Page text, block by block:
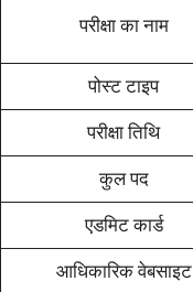
परीक्षा का नाम
पोस्ट टाइप
परीक्षा तिथि
कुल पद
एडमिट कार्ड
आधिकारिक वेबसाइट